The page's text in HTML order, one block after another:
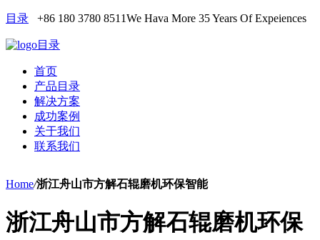
目录 +86 180 3780 8511We Hava More 35 Years Of Expeiences
目录
首页
产品目录
解决方案
成功案例
关于我们
联系我们
Home/浙江舟山市方解石辊磨机环保智能
浙江舟山市方解石辊磨机环保